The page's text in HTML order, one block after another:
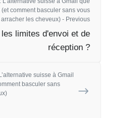
comment basculer sans vous
arracher les cheveux) - Previous
limites d'envoi et de
réception ?
suisse à Gmail
basculer sans